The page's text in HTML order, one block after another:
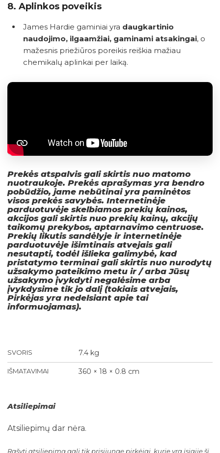
8. Aplinkos poveikis
James Hardie gaminiai yra daugkartinio
naudojimo, ilgaamžiai, gaminami atsakingai, o
mažesnis priežiūros poreikis reiškia mažiau
chemikalų aplinkai per laiką.
Prekės atspalvis gali skirtis nuo matomo
nuotraukoje. Prekės aprašymas yra bendro
pobūdžio, jame nebūtinai yra paminėtos
visos prekės savybės. Internetinėje
parduotuvėje skelbiamos prekių kainos,
akcijos gali skirtis nuo prekių kainų, akcijų
taikomų prekybos, aptarnavimo centruose.
Prekių likutis sandėlyje ir internetinėje
parduotuvėje išimtinais atvejais gali
nesutapti, todėl išlieka galimybė, kad
pristatymo terminai gali skirtis nuo nurodytų
užsakymo pateikimo metu ir / arba Jūsų
užsakymo įvykdyti negalėsime arba
įvykdysime tik jo dalį (tokiais atvejais,
Pirkėjas yra nedelsiant apie tai
informuojamas).
SVORIS 7.4 kg
IŠMATAVIMAI 360 × 18 × 0.8 cm
Atsiliepimai
Atsiliepimų dar nėra.
Rašyti atsiliepimą gali tik prisijungę pirkėjai, kurie yra įsigiję šį